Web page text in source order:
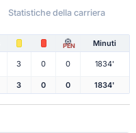
Statistiche della carriera
PEN Minuti
3 0 0 1834'
3 0 0 1834'